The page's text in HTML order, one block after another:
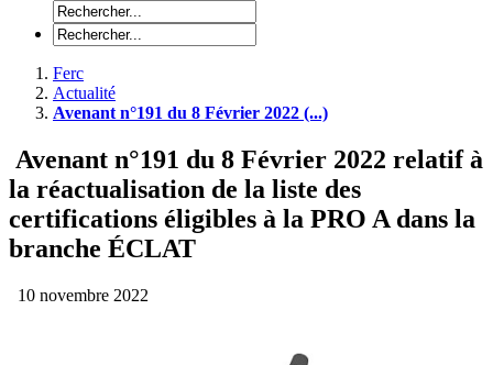
Ferc
Actualité
Avenant n°191 du 8 Février 2022 (...)
Avenant n°191 du 8 Février 2022 relatif à
la réactualisation de la liste des
certifications éligibles à la PRO A dans la
branche ÉCLAT
10 novembre 2022